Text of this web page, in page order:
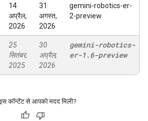
14
अप्रैल,
2026
31
अगस्त,
2026
gemini-robotics-er-
2-preview
25
सितंबर,
2025
30
अप्रैल,
2026
gemini-robotics-
er-1.6-preview
कॉन्टेंट से आपको मदद मिली?